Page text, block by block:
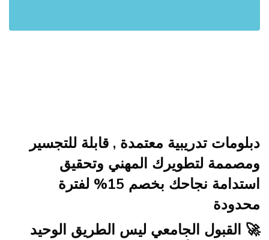
تجاوز [Cocoon] About (Text with Image)
دبلومات تدريبية معتمدة , قابلة للتجسير
ومصممة لتطويرك المهني وتحقيق
استدامة نجاحك بخصم 15% لفترة
محدودة
🚀 القبول الجامعي ليس الطريق الوحيد